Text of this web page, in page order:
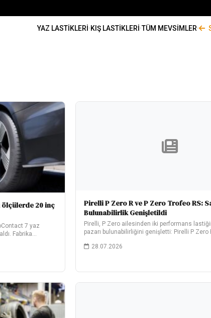
YAZ LASTIKLERI·KIŞ LASTIKLERI·TÜM MEVSIMLER·
ölçülerde 20 inç
7 yaz
Fabrika…
Pirelli P Zero R ve P Zero Trofeo RS:
Bulunabilirlik Genişletildi
Pirelli, P Zero ailesinden iki performans
pazarı bulunabilirliğini genişletti: Pirelli P Zero
28.07.2026